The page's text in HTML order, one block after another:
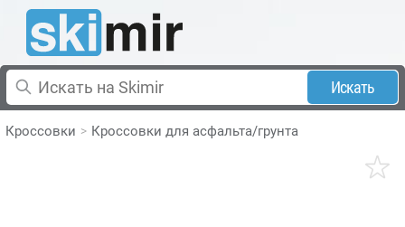
Искать
Кроссовки Кроссовки для асфальта/грунта